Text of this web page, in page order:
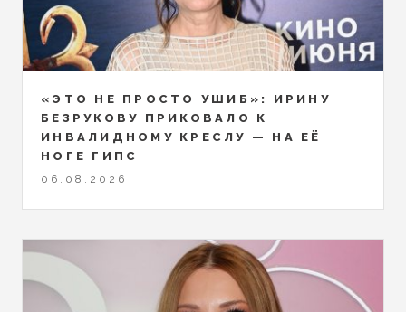
«ЭТО НЕ ПРОСТО УШИБ»: ИРИНУ
БЕЗРУКОВУ ПРИКОВАЛО К
ИНВАЛИДНОМУ КРЕСЛУ — НА ЕЁ
НОГЕ ГИПС
06.08.2026